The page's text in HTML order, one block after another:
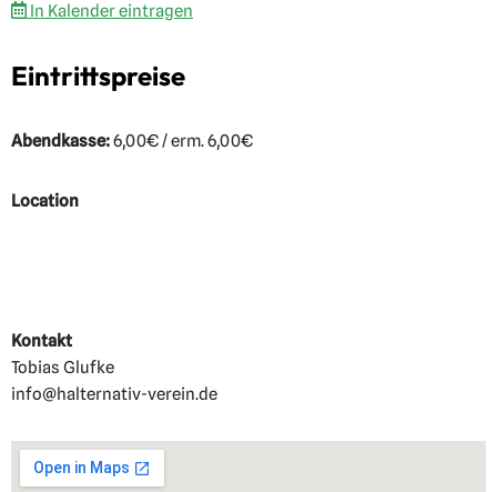
In Kalender eintragen
Eintrittspreise
Abendkasse:6,00€ / erm. 6,00€
Location
Kontakt
Tobias Glufke
info@halternativ-verein.de